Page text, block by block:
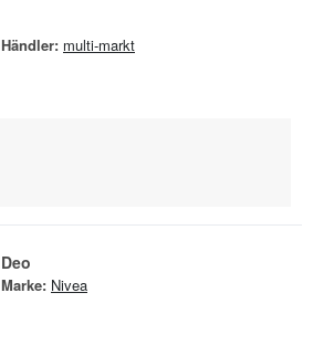
Händler: multi-markt
Deo
Marke: Nivea